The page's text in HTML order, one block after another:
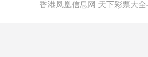
香港凤凰信息网 天下彩票大全